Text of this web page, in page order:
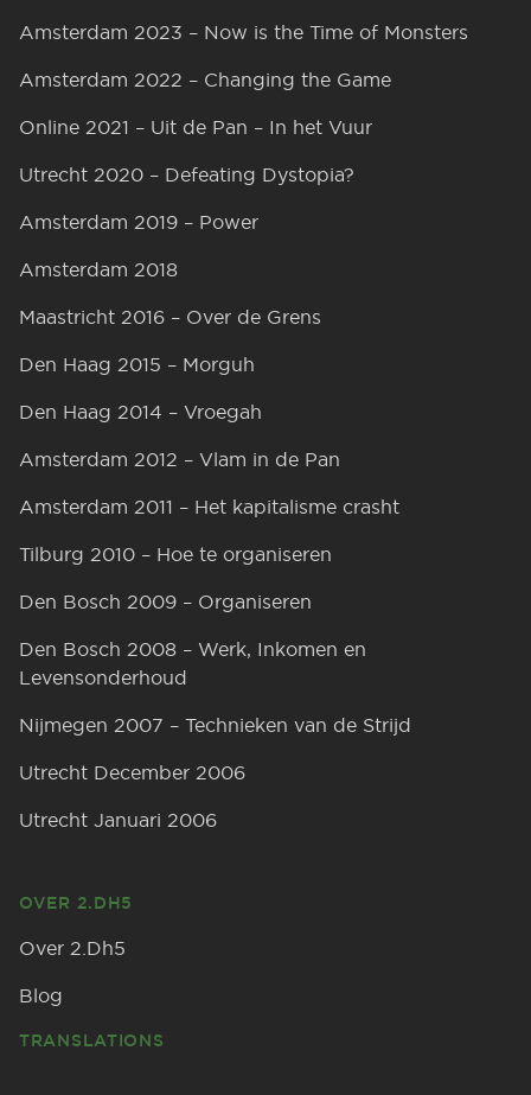
Amsterdam 2023 – Now is the Time of Monsters
Amsterdam 2022 – Changing the Game
Online 2021 – Uit de Pan – In het Vuur
Utrecht 2020 – Defeating Dystopia?
Amsterdam 2019 – Power
Amsterdam 2018
Maastricht 2016 – Over de Grens
Den Haag 2015 – Morguh
Den Haag 2014 – Vroegah
Amsterdam 2012 – Vlam in de Pan
Amsterdam 2011 – Het kapitalisme crasht
Tilburg 2010 – Hoe te organiseren
Den Bosch 2009 – Organiseren
Den Bosch 2008 – Werk, Inkomen en
Levensonderhoud
Nijmegen 2007 – Technieken van de Strijd
Utrecht December 2006
Utrecht Januari 2006
OVER 2.DH5
Over 2.Dh5
Blog
TRANSLATIONS